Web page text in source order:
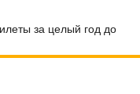
за целый год до